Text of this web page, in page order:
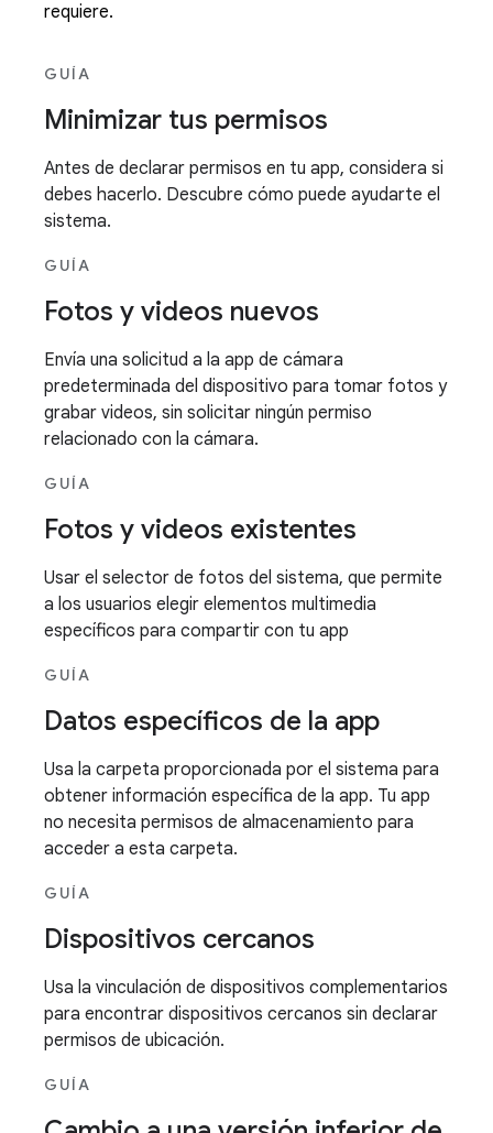
requiere.
GUÍA
Minimizar tus permisos
Antes de declarar permisos en tu app, considera si
debes hacerlo. Descubre cómo puede ayudarte el
sistema.
GUÍA
Fotos y videos nuevos
Envía una solicitud a la app de cámara
predeterminada del dispositivo para tomar fotos y
grabar videos, sin solicitar ningún permiso
relacionado con la cámara.
GUÍA
Fotos y videos existentes
Usar el selector de fotos del sistema, que permite
a los usuarios elegir elementos multimedia
específicos para compartir con tu app
GUÍA
Datos específicos de la app
Usa la carpeta proporcionada por el sistema para
obtener información específica de la app. Tu app
no necesita permisos de almacenamiento para
acceder a esta carpeta.
GUÍA
Dispositivos cercanos
Usa la vinculación de dispositivos complementarios
para encontrar dispositivos cercanos sin declarar
permisos de ubicación.
GUÍA